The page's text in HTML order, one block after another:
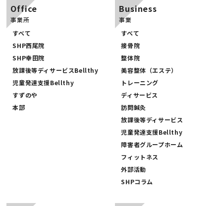
SNS
Office
事業所
すべて
SHP西尾院
SHP幸田院
放課後等ディサービスBellthy
児童発達支援Bellthy
すずのや
本部
Business
事業
すべて
接骨院
整体院
美容整体（エステ）
トレーニング
ディサービス
訪問鍼灸
放課後等ディサービス
児童発達支援Bellthy
障害者グループホーム
フィットネス
外部活動
SHPコラム